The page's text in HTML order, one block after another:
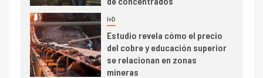
5 I+D
Estudio revela cómo el precio
del cobre y educación superior
se relacionan en zonas
mineras